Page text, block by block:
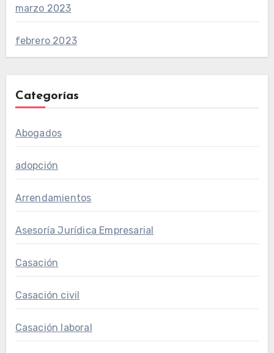
marzo 2023
febrero 2023
Categorías
Abogados
adopción
Arrendamientos
Asesoría Jurídica Empresarial
Casación
Casación civil
Casación laboral